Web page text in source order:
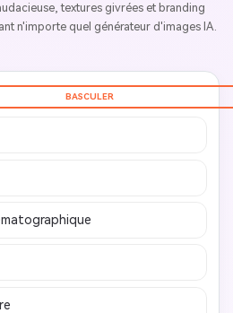
textures givrées et branding
n'importe quel générateur d'images IA.
BASCULER